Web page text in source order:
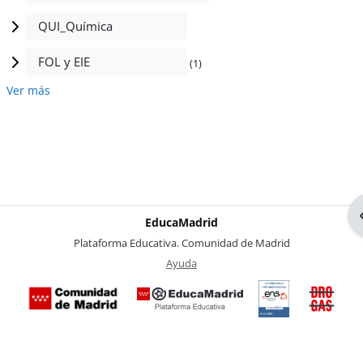
QUI_Química
FOL y EIE (1)
Ver más
EducaMadrid
Plataforma Educativa. Comunidad de Madrid
Ayuda
Certificación
de
conformidad
con el del